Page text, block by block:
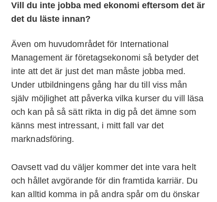
Vill du inte jobba med ekonomi eftersom det är
det du läste innan?
Även om huvudområdet för International
Management är företagsekonomi så betyder det
inte att det är just det man måste jobba med.
Under utbildningens gång har du till viss mån
själv möjlighet att påverka vilka kurser du vill läsa
och kan på så sätt rikta in dig på det ämne som
känns mest intressant, i mitt fall var det
marknadsföring.
Oavsett vad du väljer kommer det inte vara helt
och hållet avgörande för din framtida karriär. Du
kan alltid komma in på andra spår om du önskar